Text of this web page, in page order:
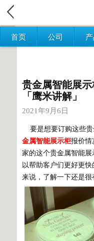
首页 公司
贵金属智能展
「鹰米讲解」
2021年9月6日
要是想要订购这些贵
金属智能展示柜报价情
家的这个贵金属智能
以帮助客户们更好更
来说，了解一下还是很